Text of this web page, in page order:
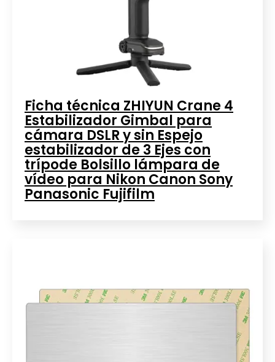
Ficha técnica ZHIYUN Crane 4
Estabilizador Gimbal para
cámara DSLR y sin Espejo
estabilizador de 3 Ejes con
trípode Bolsillo lámpara de
vídeo para Nikon Canon Sony
Panasonic Fujifilm